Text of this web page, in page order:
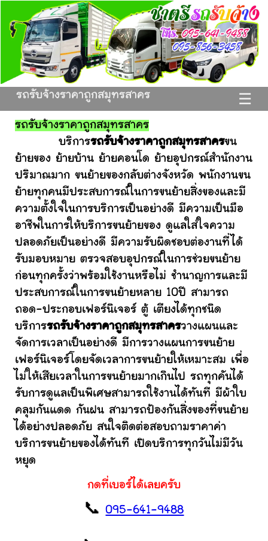
☰
รถรับจ้างราคาถูกสมุทรสาคร
รถรับจ้างราคาถูกสมุทรสาคร
บริการรถรับจ้างราคาถูกสมุทรสาครขน
ย้ายของ ย้ายบ้าน ย้ายคอนโด ย้ายอุปกรณ์สำนักงาน
ปริมาณมาก ขนย้ายของกลับต่างจังหวัด พนักงานขน
ย้ายทุกคนมีประสบการณ์ในการขนย้ายสิ่งของและมี
ความตั้งใจในการบริการเป็นอย่างดี มีความเป็นมือ
อาชีพในการให้บริการขนย้ายของ ดูแลใส่ใจความ
ปลอดภัยเป็นอย่างดี มีความรับผิดชอบต่องานที่ได้
รับมอบหมาย ตรวจสอบอุปกรณ์ในการช่วยขนย้าย
ก่อนทุกครั้งว่าพร้อมใช้งานหรือไม่ ชำนาญการและมี
ประสบการณ์ในการขนย้ายหลาย 10ปี สามารถ
ถอด-ประกอบเฟอร์นิเจอร์ ตู้ เตียงได้ทุกชนิด
บริการรถรับจ้างราคาถูกสมุทรสาครวางแผนและ
จัดการเวลาเป็นอย่างดี มีการวางแผนการขนย้าย
เฟอร์นิเจอร์โดยจัดเวลาการขนย้ายให้เหมาะสม เพื่อ
ไม่ให้เสียเวลาในการขนย้ายมากเกินไป รถทุกคันได้
รับการดูแลเป็นพิเศษสามารถใช้งานได้ทันที มีผ้าใบ
คลุมกันแดด กันฝน สามารถป้องกันสิ่งของที่ขนย้าย
ได้อย่างปลอดภัย สนใจติดต่อสอบถามราคาค่า
บริการขนย้ายของได้ทันที เปิดบริการทุกวันไม่มีวัน
หยุด
กดที่เบอร์ได้เลยครับ
📞095-641-9488